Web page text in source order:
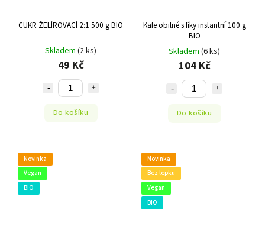
CUKR ŽELÍROVACÍ 2:1 500 g BIO
Skladem (2 ks)
49 Kč
Do košíku
Kafe obilné s fíky instantní 100 g
BIO
Skladem (6 ks)
104 Kč
Do košíku
Novinka
Vegan
BIO
Novinka
Bez lepku
Vegan
BIO